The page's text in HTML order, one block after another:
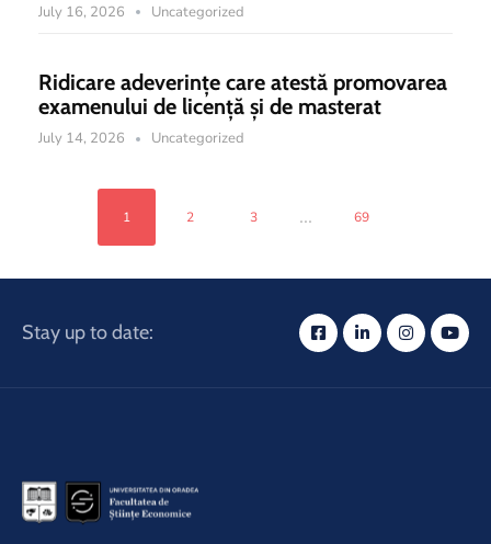
July 16, 2026 Uncategorized
Ridicare adeverințe care atestă promovarea
examenului de licență și de masterat
July 14, 2026 Uncategorized
1 2 3 ... 69
Stay up to date: